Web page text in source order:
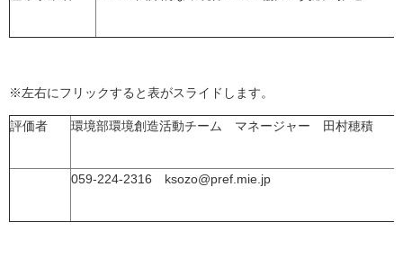
※左右にフリックすると表がスライドします。
評価者 環境部環境創造活動チーム マネージャー 田村穂積
059-224-2316 ksozo@pref.mie.jp